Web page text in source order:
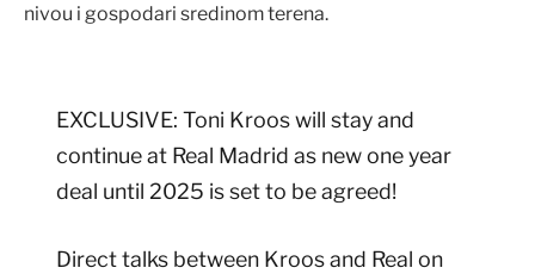
nivou i gospodari sredinom terena.
EXCLUSIVE: Toni Kroos will stay and
continue at Real Madrid as new one year
deal until 2025 is set to be agreed!
Direct talks between Kroos and Real on